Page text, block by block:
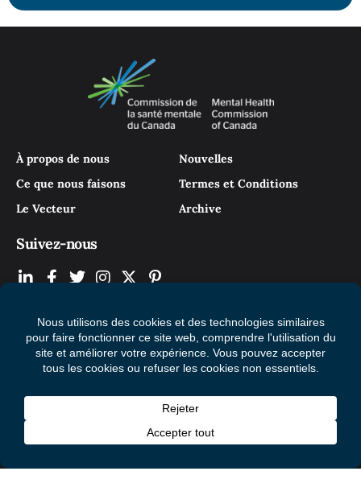
À propos de nous
Ce que nous faisons
Le Vecteur
Nouvelles
Termes et Conditions
Archive
Suivez-nous